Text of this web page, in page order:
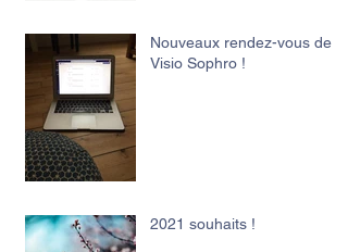
Nouveaux rendez-vous de
Visio Sophro !
2021 souhaits !